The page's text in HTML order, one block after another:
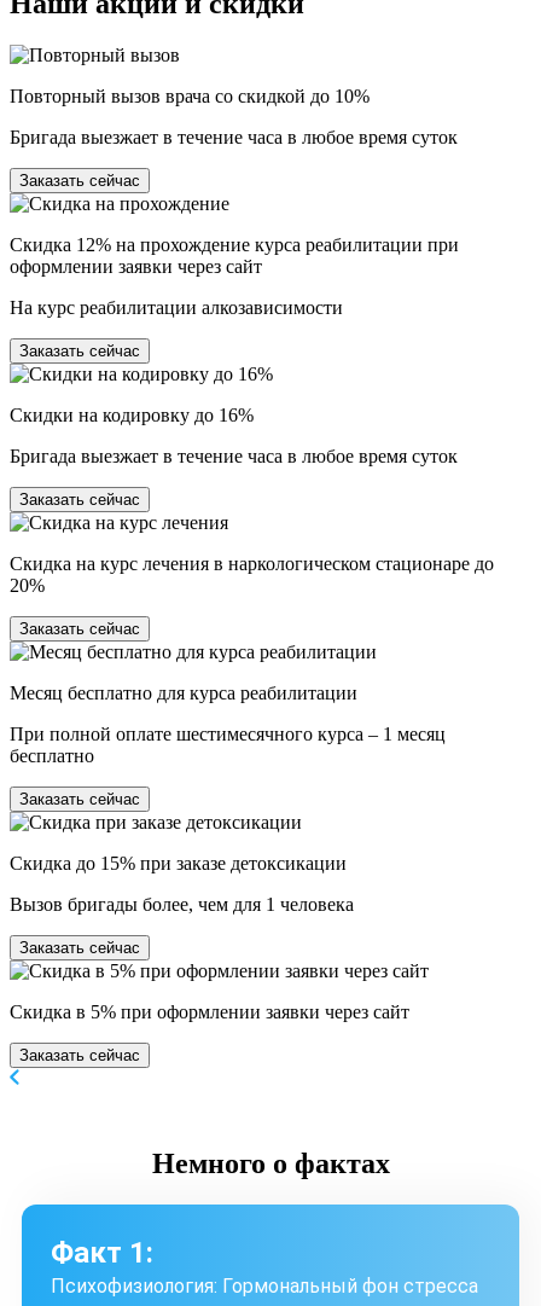
Повторный вызов врача со скидкой до 10%
Бригада выезжает в течение часа в любое время суток
Заказать сейчас
Скидка 12% на прохождение курса реабилитации при
оформлении заявки через сайт
На курс реабилитации алкозависимости
Заказать сейчас
Скидки на кодировку до 16%
Бригада выезжает в течение часа в любое время суток
Заказать сейчас
Скидка на курс лечения в наркологическом стационаре до
20%
Заказать сейчас
Месяц бесплатно для курса реабилитации
При полной оплате шестимесячного курса – 1 месяц
бесплатно
Заказать сейчас
Скидка до 15% при заказе детоксикации
Вызов бригады более, чем для 1 человека
Заказать сейчас
Скидка в 5% при оформлении заявки через сайт
Заказать сейчас
Немного о фактах
Факт 1:
Психофизиология: Гормональный фон стресса